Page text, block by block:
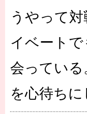
うやって
イベート
会ってい
を心待ちに